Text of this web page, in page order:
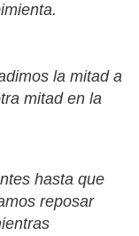
la mitad a
mitad en la
hasta que
reposar